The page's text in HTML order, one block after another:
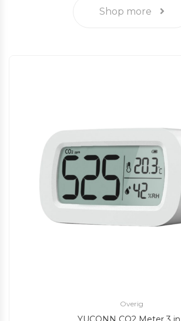
Shop more
Overig